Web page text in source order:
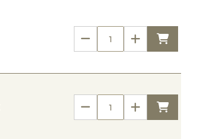
Kaufen
Kaufen